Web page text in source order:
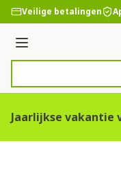
Ga naar de inhoud
Veilige betalingen
Menu
Jaarlijkse vakantie